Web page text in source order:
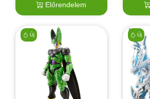
Előrendelem
Új Új